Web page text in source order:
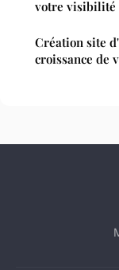
votre visibilité
Création site
croissance de